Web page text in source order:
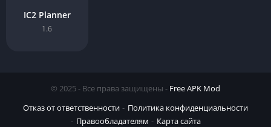
IC2 Planner
1.6
© 2025 - Все права защищены - Free APK Mod
Отказ от ответственности
Политика конфиденциальности
Правообладателям
Карта сайта